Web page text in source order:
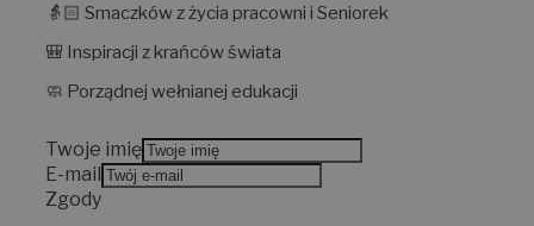
👵🏻 Smaczków z życia pracowni i Seniorek
🎒 Inspiracji z krańców świata
🧼 Porządnej wełnianej edukacji
Twoje imię
E-mail
Zgody